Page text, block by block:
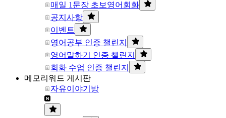
매일 1문장 초보영어회화
공지사항
이벤트
영어공부 인증 챌린지
영어말하기 인증 챌린지
회화 수업 인증 챌린지
메모리워드 게시판
자유이야기방